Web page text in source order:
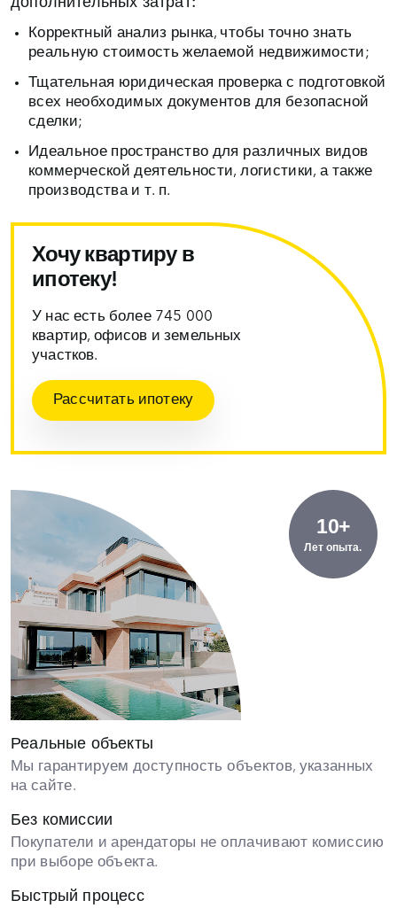
Корректный анализ рынка, чтобы точно знать
реальную стоимость желаемой недвижимости;
Тщательная юридическая проверка с подготовкой
всех необходимых документов для безопасной
сделки;
Идеальное пространство для различных видов
коммерческой деятельности, логистики, а также
производства и т. п.
Хочу квартиру в
ипотеку!
У нас есть более 745 000
квартир, офисов и земельных
участков.
Рассчитать ипотеку
10+
Лет опыта.
Реальные объекты
Мы гарантируем доступность объектов, указанных
на сайте.
Без комиссии
Покупатели и арендаторы не оплачивают комиссию
при выборе объекта.
Быстрый процесс